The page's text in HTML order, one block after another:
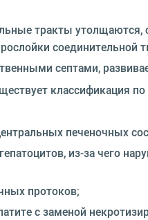
тракты
соединительной
септами,
классификация
печеночных
из-за чего
протоков;
с заменой